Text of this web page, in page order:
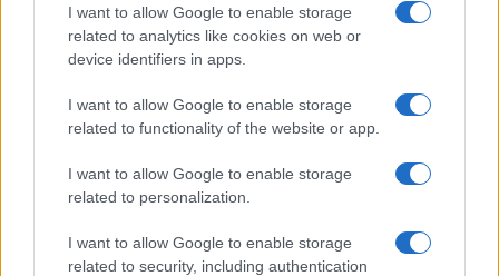
I want to allow Google to enable storage
related to analytics like cookies on web or
device identifiers in apps.
I want to allow Google to enable storage
related to functionality of the website or app.
I want to allow Google to enable storage
related to personalization.
I want to allow Google to enable storage
related to security, including authentication
ΠΟΛΙΤΙΚΑ - ΜΙΚΡΑΣΙΑΤΙΚΑ
Από την Κρήνη στο Καστέλλο Χίου: Η εικόνα της
Αγίας Παρασκευής που πέρασε το Αιγαίο
26/07/2026 - 3:06μμ